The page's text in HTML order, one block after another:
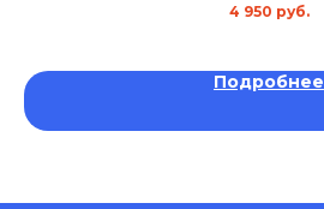
Гарантия 2 года
4 950 руб.
Подробнее